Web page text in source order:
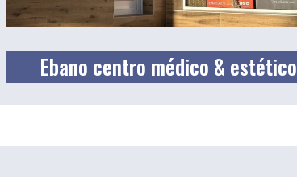
Ebano centro médico & estético